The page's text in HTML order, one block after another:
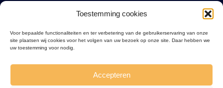
Toestemming cookies
Voor bepaalde functionaliteiten en ter verbetering van de gebruikerservaring van onze
site plaatsen wij cookies voor het volgen van uw bezoek op onze site. Daar hebben we
uw toestemming voor nodig.
Accepteren